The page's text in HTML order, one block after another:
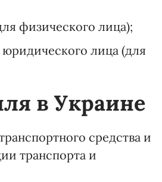
физического лица);
юридического лица (для
в Украине
средства и
транспорта и